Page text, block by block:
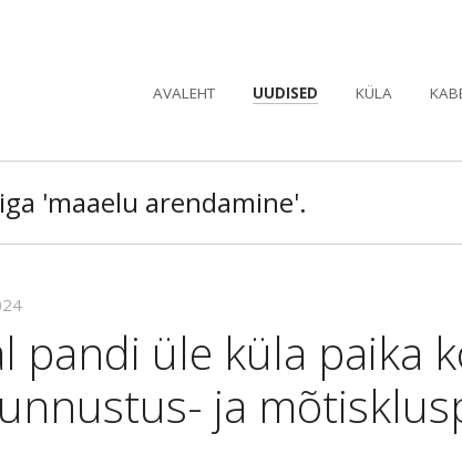
AVALEHT UUDISED KÜLA
'maaelu arendamine'.
pandi üle küla paika
ja